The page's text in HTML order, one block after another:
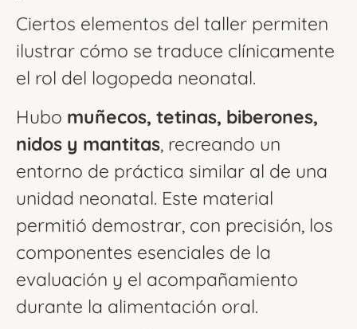
Ciertos elementos del taller permiten
ilustrar cómo se traduce clínicamente
el rol del logopeda neonatal.
Hubo muñecos, tetinas, biberones,
nidos y mantitas, recreando un
entorno de práctica similar al de una
unidad neonatal. Este material
permitió demostrar, con precisión, los
componentes esenciales de la
evaluación y el acompañamiento
durante la alimentación oral.